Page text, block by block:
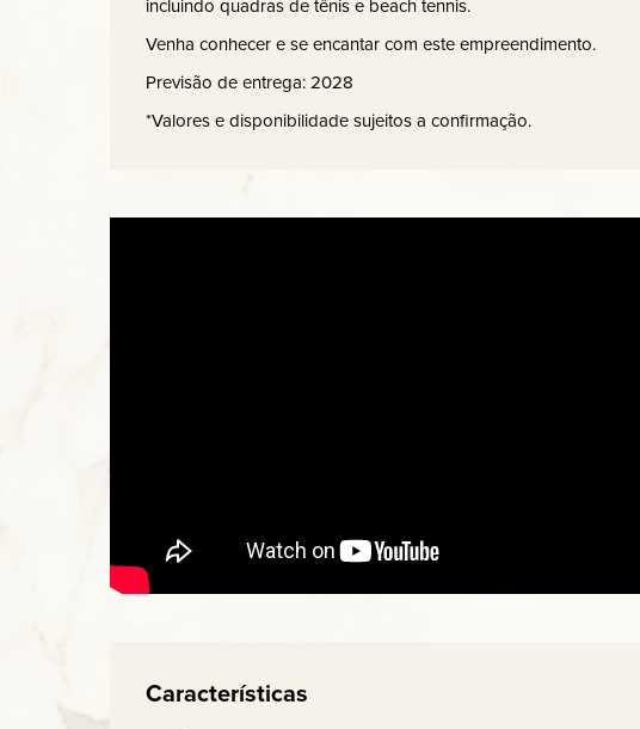
incluindo quadras de tênis e beach tennis.
Venha conhecer e se encantar com este empreendimento.
Previsão de entrega: 2028
*Valores e disponibilidade sujeitos a confirmação.
Características